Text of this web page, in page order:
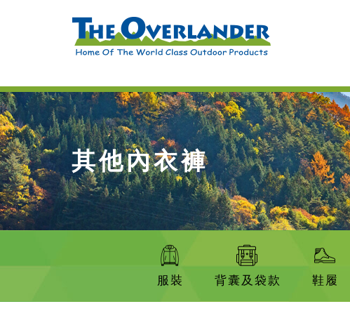
其他內衣褲
服裝 背囊及袋款 鞋履